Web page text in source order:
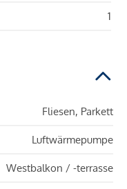
1
Fliesen, Parkett
Luftwärmepumpe
Westbalkon / -terrasse